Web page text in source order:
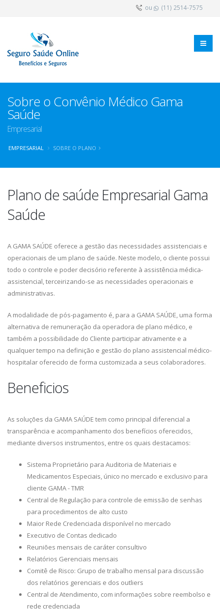
ou (11) 2514-7575
Sobre o Convênio Médico Gama
Saúde
Empresarial
EMPRESARIAL SOBRE O PLANO
Plano de saúde Empresarial Gama
Saúde
A GAMA SAÚDE oferece a gestão das necessidades assistenciais e
operacionais de um plano de saúde. Neste modelo, o cliente possui
todo o controle e poder decisório referente à assistência médica-
assistencial, terceirizando-se as necessidades operacionais e
administrativas.
A modalidade de pós-pagamento é, para a GAMA SAÚDE, uma forma
alternativa de remuneração da operadora de plano médico, e
também a possibilidade do Cliente participar ativamente e a
qualquer tempo na definição e gestão do plano assistencial médico-
hospitalar oferecido de forma customizada a seus colaboradores.
Beneficios
As soluções da GAMA SAÚDE tem como principal diferencial a
transparência e acompanhamento dos benefícios oferecidos,
mediante diversos instrumentos, entre os quais destacamos:
Sistema Proprietário para Auditoria de Materiais e
Medicamentos Especiais, único no mercado e exclusivo para
cliente GAMA - TMR
Central de Regulação para controle de emissão de senhas
para procedimentos de alto custo
Maior Rede Credenciada disponível no mercado
Executivo de Contas dedicado
Reuniões mensais de caráter consultivo
Relatórios Gerenciais mensais
Comitê de Risco: Grupo de trabalho mensal para discussão
dos relatórios gerenciais e dos outliers
Central de Atendimento, com informações sobre reembolso e
rede credenciada